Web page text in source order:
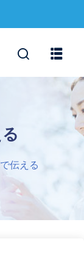
伝える